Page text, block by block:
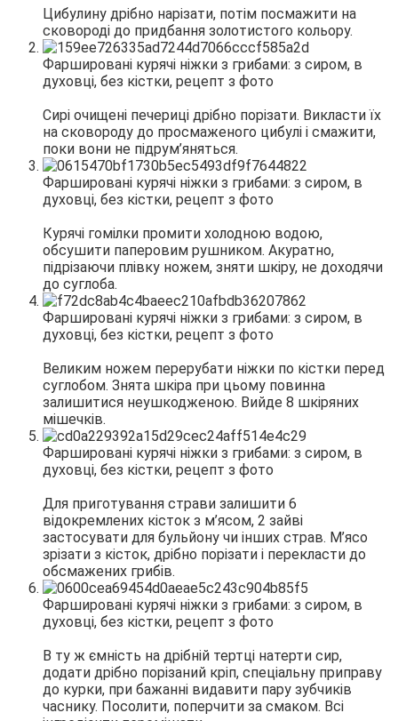
Цибулину дрібно нарізати, потім посмажити на
сковороді до придбання золотистого кольору.
Сирі очищені печериці дрібно порізати. Викласти їх
на сковороду до просмаженого цибулі і смажити,
поки вони не підрум’яняться.
Курячі гомілки промити холодною водою,
обсушити паперовим рушником. Акуратно,
підрізаючи плівку ножем, зняти шкіру, не доходячи
до суглоба.
Великим ножем перерубати ніжки по кістки перед
суглобом. Знята шкіра при цьому повинна
залишитися неушкодженою. Вийде 8 шкіряних
мішечків.
Для приготування страви залишити 6
відокремлених кісток з м’ясом, 2 зайві
застосувати для бульйону чи інших страв. М’ясо
зрізати з кісток, дрібно порізати і перекласти до
обсмажених грибів.
В ту ж ємність на дрібній тертці натерти сир,
додати дрібно порізаний кріп, спеціальну приправу
до курки, при бажанні видавити пару зубчиків
часнику. Посолити, поперчити за смаком. Всі